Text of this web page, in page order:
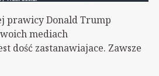
prawicy Donald Trump
mediach
dość zastanawiajace. Zawsze